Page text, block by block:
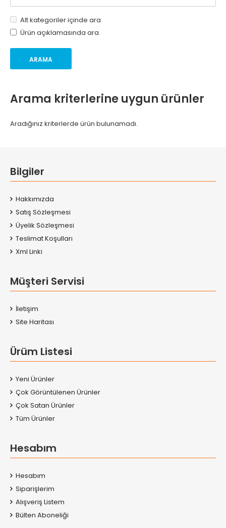
Alt kategoriler içinde ara
Ürün açıklamasında ara.
Arama kriterlerine uygun ürünler
Aradığınız kriterlerde ürün bulunamadı.
Bilgiler
Hakkımızda
Satış Sözleşmesi
Üyelik Sözleşmesi
Teslimat Koşulları
Xml Linki
Müşteri Servisi
İletişim
Site Haritası
Ürüm Listesi
Yeni Ürünler
Çok Görüntülenen Ürünler
Çok Satan Ürünler
Tüm Ürünler
Hesabım
Hesabım
Siparişlerim
Alışveriş Listem
Bülten Aboneliği